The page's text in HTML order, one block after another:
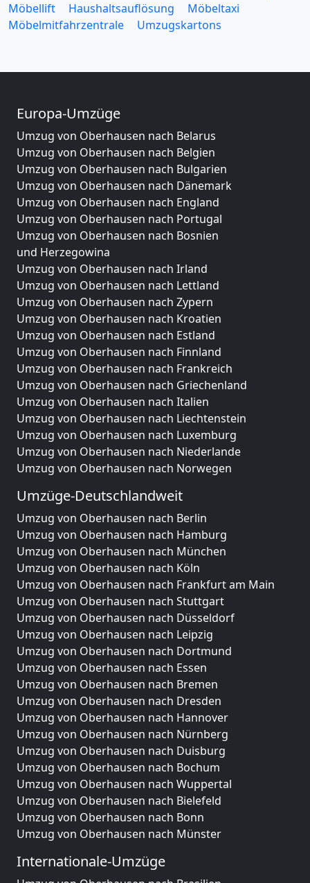
Möbellift
Haushaltsauflösung
Möbeltaxi
Möbelmitfahrzentrale
Umzugskartons
Europa-Umzüge
Umzug von Oberhausen nach Belarus
Umzug von Oberhausen nach Belgien
Umzug von Oberhausen nach Bulgarien
Umzug von Oberhausen nach Dänemark
Umzug von Oberhausen nach England
Umzug von Oberhausen nach Portugal
Umzug von Oberhausen nach Bosnien
und Herzegowina
Umzug von Oberhausen nach Irland
Umzug von Oberhausen nach Lettland
Umzug von Oberhausen nach Zypern
Umzug von Oberhausen nach Kroatien
Umzug von Oberhausen nach Estland
Umzug von Oberhausen nach Finnland
Umzug von Oberhausen nach Frankreich
Umzug von Oberhausen nach Griechenland
Umzug von Oberhausen nach Italien
Umzug von Oberhausen nach Liechtenstein
Umzug von Oberhausen nach Luxemburg
Umzug von Oberhausen nach Niederlande
Umzug von Oberhausen nach Norwegen
Umzüge-Deutschlandweit
Umzug von Oberhausen nach Berlin
Umzug von Oberhausen nach Hamburg
Umzug von Oberhausen nach München
Umzug von Oberhausen nach Köln
Umzug von Oberhausen nach Frankfurt am Main
Umzug von Oberhausen nach Stuttgart
Umzug von Oberhausen nach Düsseldorf
Umzug von Oberhausen nach Leipzig
Umzug von Oberhausen nach Dortmund
Umzug von Oberhausen nach Essen
Umzug von Oberhausen nach Bremen
Umzug von Oberhausen nach Dresden
Umzug von Oberhausen nach Hannover
Umzug von Oberhausen nach Nürnberg
Umzug von Oberhausen nach Duisburg
Umzug von Oberhausen nach Bochum
Umzug von Oberhausen nach Wuppertal
Umzug von Oberhausen nach Bielefeld
Umzug von Oberhausen nach Bonn
Umzug von Oberhausen nach Münster
Internationale-Umzüge